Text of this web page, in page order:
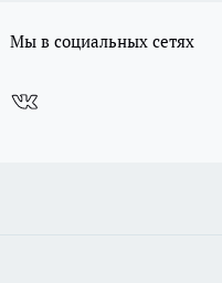
Мы в социальных сетях